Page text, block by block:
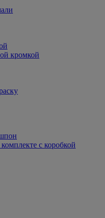
кромкой
с коробкой